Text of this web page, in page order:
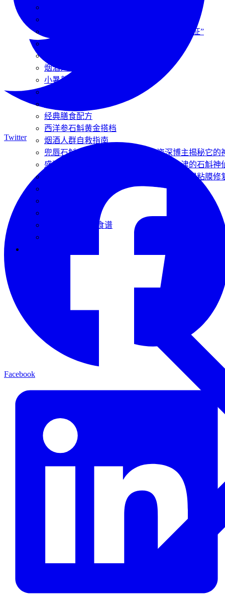
春夏交替易疲劳？石斛帮你应对“换季综合征”
烟酒人群护肝指南
小暑养生
经典膳食配方
西洋参石斛黄金搭档
烟酒人群自救指南
兜唇石斛（水草石斛）怎么吃？资深博主揭秘它的
盛夏清热防暑吃什么？推荐四款祛暑生津的石斛神
胃病患者的养胃汤：三款针对慢性胃炎、胃粘膜修
石斛养胃粥7天食谱
Twitter
Facebook